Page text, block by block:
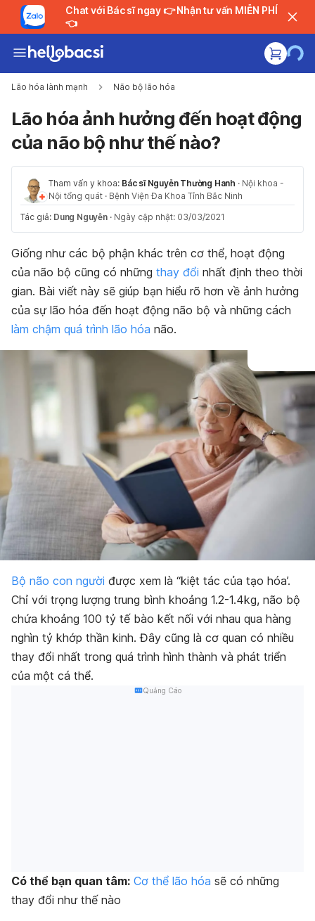
Chat với Bác sĩ ngay 👉 Nhận tư vấn MIỄN PHÍ
👈
Lão hóa lành mạnh Não bộ lão hóa
Lão hóa ảnh hưởng đến hoạt động
của não bộ như thế nào?
Tham vấn y khoa: Bác sĩ Nguyễn Thường Hanh · Nội khoa -
Nội tổng quát · Bệnh Viện Đa Khoa Tỉnh Bắc Ninh
Tác giả: Dung Nguyễn · Ngày cập nhật: 03/03/2021
Giống như các bộ phận khác trên cơ thể, hoạt động
của não bộ cũng có những thay đổi nhất định theo thời
gian. Bài viết này sẽ giúp bạn hiểu rõ hơn về ảnh hưởng
của sự lão hóa đến hoạt động não bộ và những cách
làm chậm quá trình lão hóa não.
Bộ não con người được xem là “kiệt tác của tạo hóa’.
Chỉ với trọng lượng trung bình khoảng 1.2-1.4kg, não bộ
chứa khoảng 100 tỷ tế bào kết nối với nhau qua hàng
nghìn tỷ khớp thần kinh. Đây cũng là cơ quan có nhiều
thay đổi nhất trong quá trình hình thành và phát triển
của một cá thể.
Quảng Cáo
Có thể bạn quan tâm: Cơ thể lão hóa sẽ có những
thay đổi như thế nào